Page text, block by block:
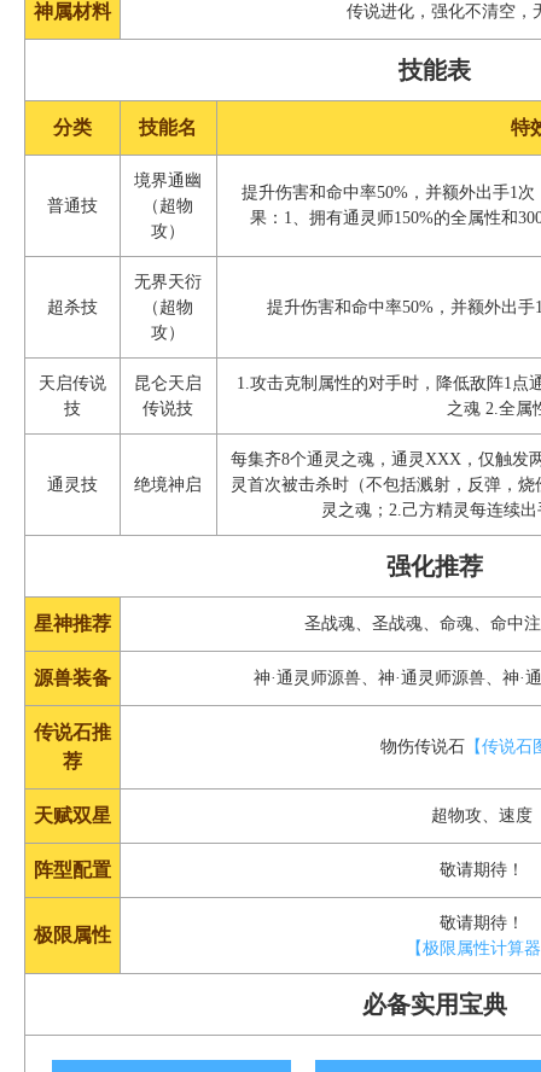
神属材料 传说进化，强化不清空，
技能表
分类 技能名 特
普通技
境界通幽
（超物
攻）
提升伤害和命中率50%，并额外出手1
果：1、拥有通灵师150%的全属性和
超杀技
无界天衍
（超物
攻）
提升伤害和命中率50%，并额外出
天启传说
技
昆仑天启
传说技
1.攻击克制属性的对手时，降低敌阵1点
之魂 2.全属
通灵技 绝境神启
每集齐8个通灵之魂，通灵XXX，仅触发
灵首次被击杀时（不包括溅射，反弹，
灵之魂；2.己方精灵每连续
强化推荐
星神推荐 圣战魂、圣战魂、命魂、命中
源兽装备 神·通灵师源兽、神·通灵师源兽、神·
传说石推
荐
物伤传说石 【传说石
天赋双星 超物攻、速度
阵型配置 敬请期待！
极限属性
敬请期待！
【极限属性计算
必备实用宝典